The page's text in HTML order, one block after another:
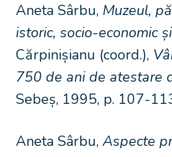
Aneta Sârbu, Muzeul,
istoric, socio-economic
Cărpinișianu (coord.),
750 de ani de atestare
Sebeș, 1995, p. 107-
Aneta Sârbu, Aspecte